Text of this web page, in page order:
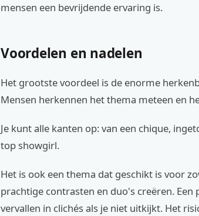
mensen een bevrijdende ervaring is.
Voordelen en nadelen
Het grootste voordeel is de enorme
Mensen herkennen het thema meteen en
Je kunt alle kanten op: van een chique,
top showgirl.
Het is ook een thema dat geschikt is voor
prachtige contrasten en duo's creëren. Een
vervallen in clichés als je niet uitkijkt. Het